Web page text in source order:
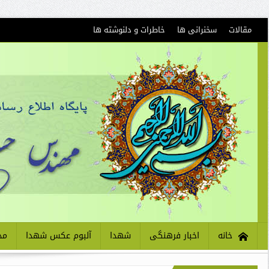
مقالات سخنرانی ها خاطرات و دلنوشته ها
خانه اخبار فرهنگی شهدا آلبوم عکس شهدا